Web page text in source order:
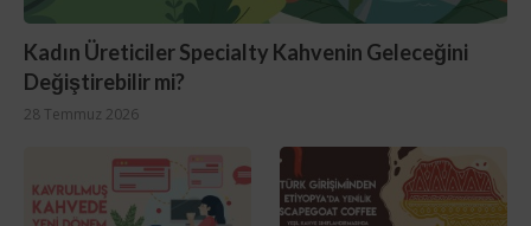
Kadın Üreticiler Specialty Kahvenin Geleceğini
Değiştirebilir mi?
28 Temmuz 2026